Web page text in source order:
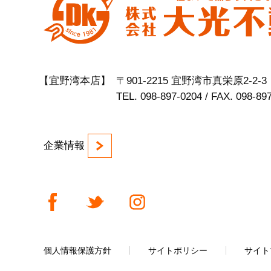
【宜野湾本店】
〒901-2215 宜野湾市真栄原2-2-3
TEL. 098-897-0204 / FAX. 098-
企業情報
個人情報保護方針 サイトポリシー サイ